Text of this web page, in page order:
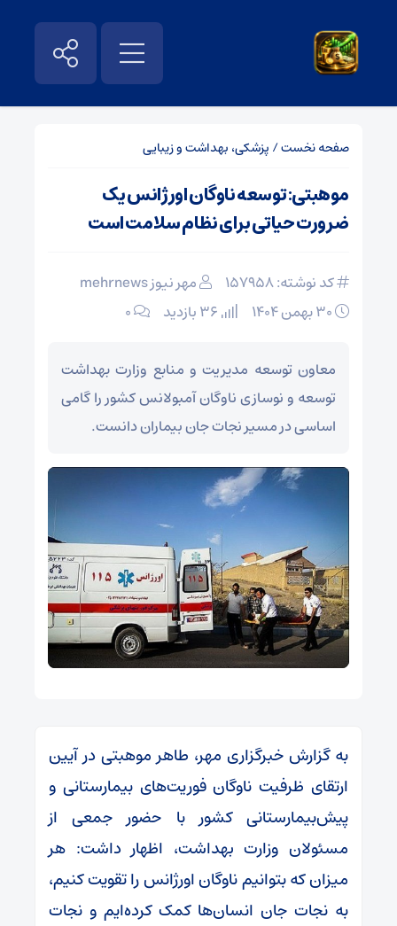
صفحه نخست/ پزشکی، بهداشت و زیبایی
موهبتی: توسعه ناوگان اورژانس یک
ضرورت حیاتی برای نظام سلامت است
کد نوشته: 157958
مهر نیوز mehrnews
۰
معاون توسعه مدیریت و منابع وزارت بهداشت
توسعه و نوسازی ناوگان آمبولانس کشور را گامی
اساسی در مسیر نجات جان بیماران دانست.
به گزارش خبرگزاری مهر، طاهر موهبتی در آیین
ارتقای ظرفیت ناوگان فوریت‌های بیمارستانی و
پیش‌بیمارستانی کشور با حضور جمعی از
مسئولان وزارت بهداشت، اظهار داشت: هر
میزان که بتوانیم ناوگان اورژانس را تقویت کنیم،
به نجات جان انسان‌ها کمک کرده‌ایم و نجات